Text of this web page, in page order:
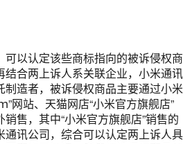
可以认定该些商标指向的被诉侵权商
结合两上诉人系关联企业，小米通讯
制造者，被诉侵权商品主要通过小米
”网站、天猫网店“小米官方旗舰店”
售，其中“小米官方旗舰店”销售的
通讯公司，综合可以认定两上诉人具